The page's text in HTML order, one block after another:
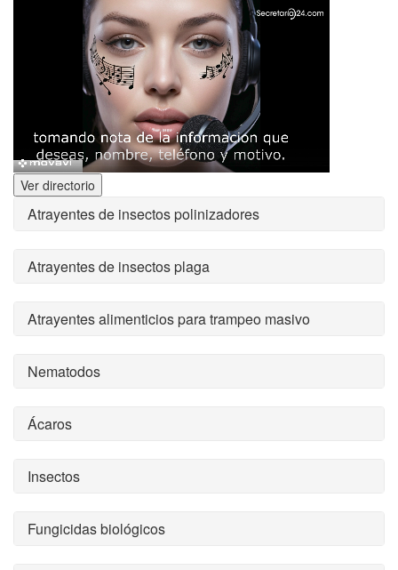
Ver directorio
Atrayentes de insectos polinizadores
Atrayentes de insectos plaga
Atrayentes alimenticios para trampeo masivo
Nematodos
Ácaros
Insectos
Fungicidas biológicos